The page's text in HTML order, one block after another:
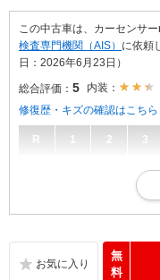
この中古車は、カーセンサ
検査専門機関（AIS） に依頼
日：2026年6月23日）
総合評価： 5 内装：
修復歴・キズの確認はこちら
R 1 2 3
走行距離5万km以下で、
目立たない軽微なダメー
無
料